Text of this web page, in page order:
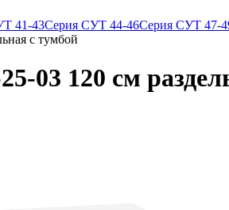
41-43Серия СУТ 44-46Серия СУТ 47-
с тумбой
03 120 см